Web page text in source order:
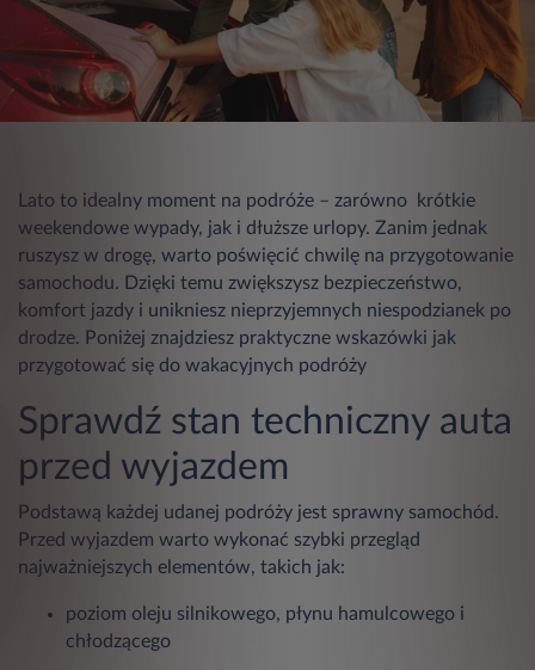
Lato to idealny moment na podróże – zarówno krótkie
weekendowe wypady, jak i dłuższe urlopy. Zanim jednak
ruszysz w drogę, warto poświęcić chwilę na przygotowanie
samochodu. Dzięki temu zwiększysz bezpieczeństwo,
komfort jazdy i unikniesz nieprzyjemnych niespodzianek po
drodze. Poniżej znajdziesz praktyczne wskazówki jak
przygotować się do wakacyjnych podróży
Sprawdź stan techniczny auta
przed wyjazdem
Podstawą każdej udanej podróży jest sprawny samochód.
Przed wyjazdem warto wykonać szybki przegląd
najważniejszych elementów, takich jak:
poziom oleju silnikowego, płynu hamulcowego i
chłodzącego